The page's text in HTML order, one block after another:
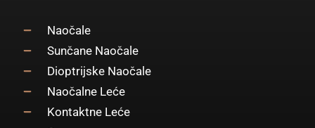
Naočale
Sunčane Naočale
Dioptrijske Naočale
Naočalne Leće
Kontaktne Leće